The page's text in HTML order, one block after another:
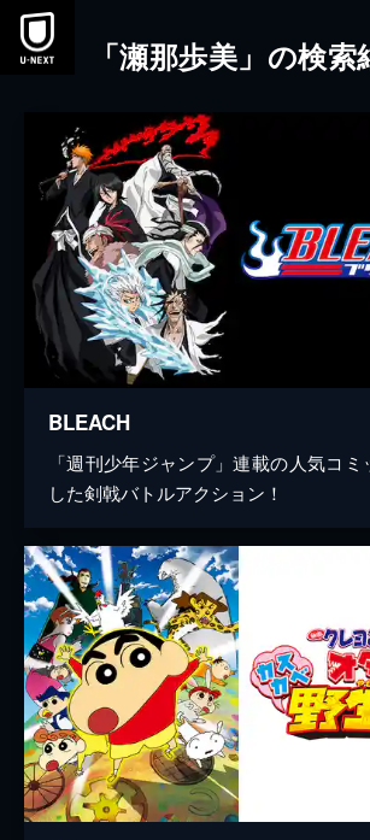
本文へスキップ
「瀬那歩美」の検索
BLEACH
「週刊少年ジャンプ」連載の人気コ
した剣戟バトルアクション！